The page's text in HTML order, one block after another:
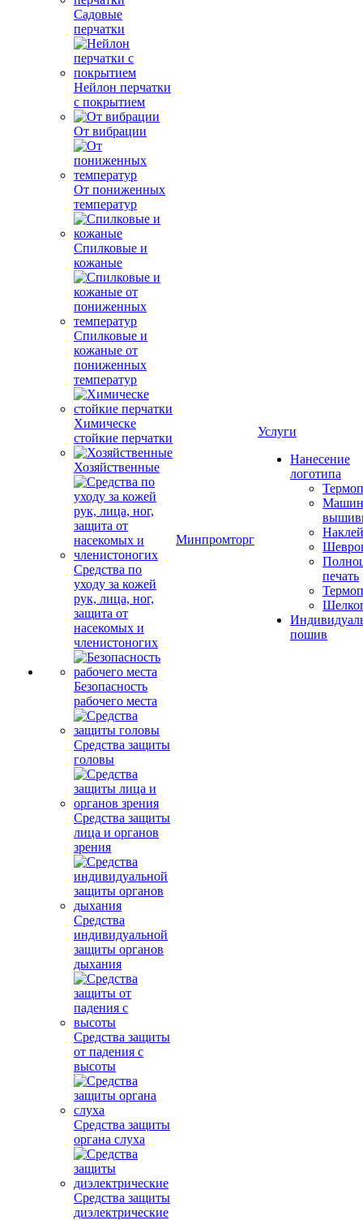
Садовые
перчатки
Нейлон перчатки
с покрытием
От вибрации
От пониженных
температур
Спилковые и
кожаные
Спилковые и
кожаные от
пониженных
температур
Химическе
стойкие перчатки
Хозяйственные
Средства по
уходу за кожей
рук, лица, ног,
защита от
насекомых и
членистоногих
Безопасность
рабочего места
Средства защиты
головы
Средства защиты
лица и органов
зрения
Средства
индивидуальной
защиты органов
дыхания
Средства защиты
от падения с
высоты
Средства защиты
органа слуха
Средства защиты
диэлектрические
Минпромторг
Услуги
Нанесение
логотипа
печать
пошив